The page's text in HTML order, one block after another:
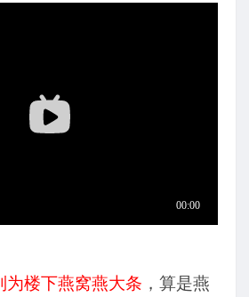
为楼下燕窝燕大条 ，算是燕